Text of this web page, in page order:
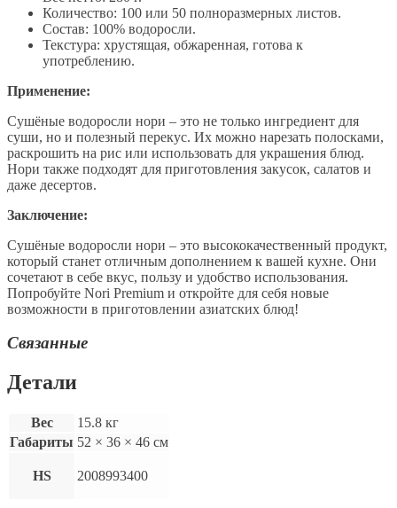
Количество: 100 или 50 полноразмерных листов.
Состав: 100% водоросли.
Текстура: хрустящая, обжаренная, готова к
употреблению.
Применение:
Сушёные водоросли нори – это не только ингредиент для
суши, но и полезный перекус. Их можно нарезать полосками,
раскрошить на рис или использовать для украшения блюд.
Нори также подходят для приготовления закусок, салатов и
даже десертов.
Заключение:
Сушёные водоросли нори – это высококачественный продукт,
который станет отличным дополнением к вашей кухне. Они
сочетают в себе вкус, пользу и удобство использования.
Попробуйте Nori Premium и откройте для себя новые
возможности в приготовлении азиатских блюд!
Связанные
Детали
Вес
15.8 кг
Габариты 52 × 36 × 46 см
HS 2008993400